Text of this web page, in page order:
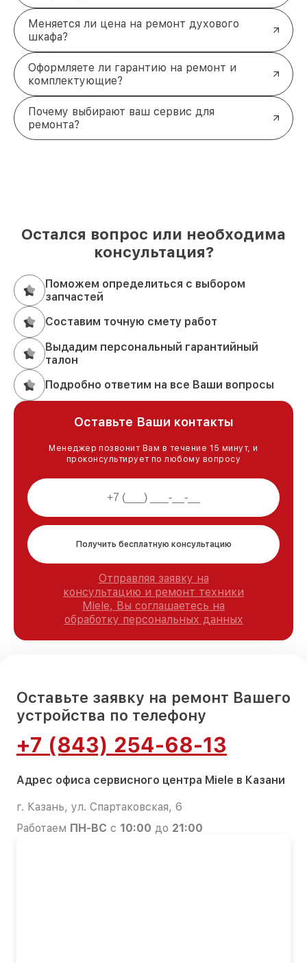
Меняется ли цена на ремонт духового
шкафа?
Оформляете ли гарантию на ремонт и
комплектующие?
Почему выбирают ваш сервис для
ремонта?
Остался вопрос или необходима
консультация?
Поможем определиться с выбором
запчастей
Составим точную смету работ
Выдадим персональный гарантийный
талон
Подробно ответим на все Ваши вопросы
Оставьте Ваши контакты
Менеджер позвонит Вам в течение 15 минут, и
проконсультирует по любому вопросу
Получить бесплатную консультацию
Отправляя заявку на
консультацию и ремонт техники
Miele, Вы соглашаетесь на
обработку персональных данных
Оставьте заявку на ремонт Вашего
устройства по телефону
+7 (843) 254-68-13
Адрес офиса сервисного центра Miele в Казани
г. Казань, ул. Спартаковская, 6
Работаем ПН-ВС с 10:00 до 21:00